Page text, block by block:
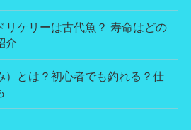
リケリーは古代魚？ 寿命はどの
介
）とは？初心者でも釣れる？仕